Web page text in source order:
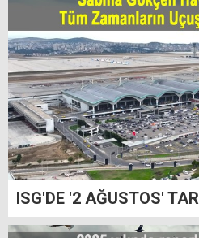
ISG'DE '2 AĞUSTOS'